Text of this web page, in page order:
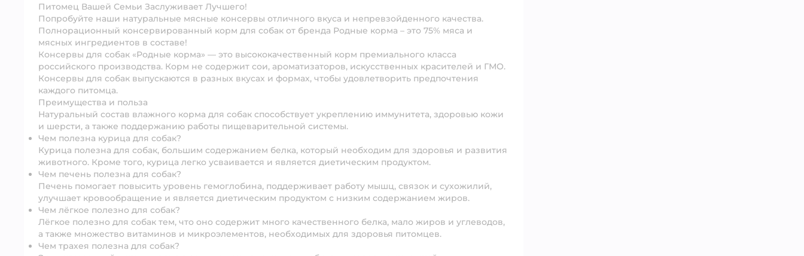
Питомец Вашей Семьи Заслуживает Лучшего!
Попробуйте наши натуральные мясные консервы отличного вкуса и непревзойденного качества.
Полнорационный консервированный корм для собак от бренда Родные корма – это 75% мяса и
мясных ингредиентов в составе!
Консервы для собак «Родные корма» — это высококачественный корм премиального класса
российского производства. Корм не содержит сои, ароматизаторов, искусственных красителей и ГМО.
Консервы для собак выпускаются в разных вкусах и формах, чтобы удовлетворить предпочтения
каждого питомца.
Преимущества и польза
Натуральный состав влажного корма для собак способствует укреплению иммунитета, здоровью кожи
и шерсти, а также поддержанию работы пищеварительной системы.
Чем полезна курица для собак?
Курица полезна для собак, большим содержанием белка, который необходим для здоровья и развития
животного. Кроме того, курица легко усваивается и является диетическим продуктом.
Чем печень полезна для собак?
Печень помогает повысить уровень гемоглобина, поддерживает работу мышц, связок и сухожилий,
улучшает кровообращение и является диетическим продуктом с низким содержанием жиров.
Чем лёгкое полезно для собак?
Лёгкое полезно для собак тем, что оно содержит много качественного белка, мало жиров и углеводов,
а также множество витаминов и микроэлементов, необходимых для здоровья питомцев.
Чем трахея полезна для собак?